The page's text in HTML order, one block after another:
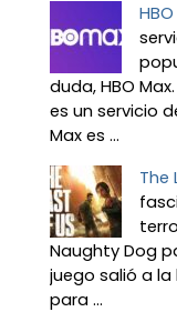
duda, HBO
es un servicio
Max es ...
The
Naughty Dog
juego salió a la
para ...